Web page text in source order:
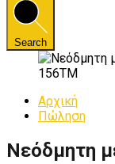
Search
Αρχική
Πώληση
Νεόδμητη